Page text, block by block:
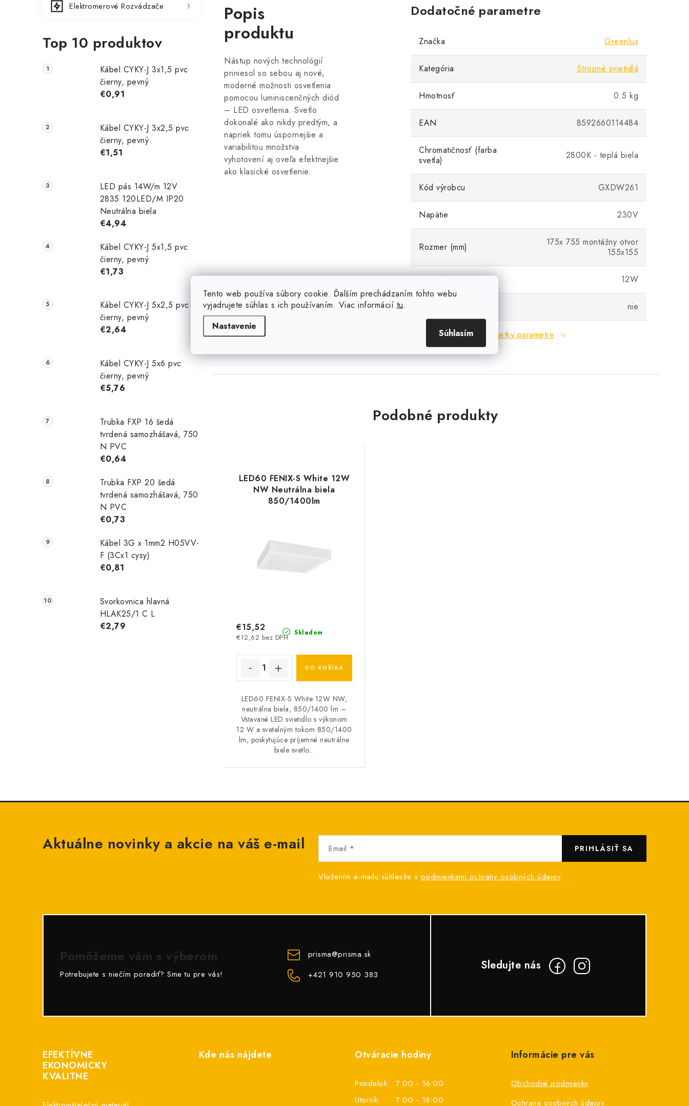
Tento web používa súbory cookie. Ďalším prechádzaním tohto webu
vyjadrujete súhlas s ich používaním. Viac informácií tu.
Nastavenie
Súhlasím
Elektromerové Rozvádzače
Top 10 produktov
Kábel CYKY-J 3x1,5 pvc
čierny, pevný
€0,91
Kábel CYKY-J 3x2,5 pvc
čierny, pevný
€1,51
LED pás 14W/m 12V
2835 120LED/M IP20
Neutrálna biela
€4,94
Kábel CYKY-J 5x1,5 pvc
čierny, pevný
€1,73
Kábel CYKY-J 5x2,5 pvc
čierny, pevný
€2,64
Kábel CYKY-J 5x6 pvc
čierny, pevný
€5,76
Trubka FXP 16 šedá
tvrdená samozhášavá, 750
N PVC
€0,64
Trubka FXP 20 šedá
tvrdená samozhášavá, 750
N PVC
€0,73
Kábel 3G x 1mm2 H05VV-
F (3Cx1 cysy)
€0,81
Svorkovnica hlavná
HLAK25/1 C L
€2,79
Popis
produktu
Nástup nových technológií
priniesol so sebou aj nové,
moderné možnosti osvetlenia
pomocou luminiscenčných diód
– LED osvetlenia. Svetlo
dokonalé ako nikdy predtým, a
napriek tomu úspornejšie a
variabilitou množstva
vyhotovení aj oveľa efektnejšie
ako klasické osvetlenie.
Dodatočné parametre
Značka Greenlux
Kategória Stropné svietidlá
Hmotnosť 0.5 kg
EAN 8592660114484
Chromatičnosť (farba
svetla)
2800K - teplá biela
Kód výrobcu GXDW261
Napätie 230V
Rozmer (mm)
175x 755 montážny otvor
155x155
Spotreba 12W
nie
Všetky parametre
Podobné produkty
LED60 FENIX-S White 12W
NW Neutrálna biela
850/1400lm
Skladom
€12,62 bez DPH
€15,52
DO KOŠÍKA
LED60 FENIX-S White 12W NW,
neutrálna biela, 850/1400 lm –
Vstavané LED svietidlo s výkonom
12 W a svetelným tokom 850/1400
lm, poskytujúce príjemné neutrálne
biele svetlo...
Aktuálne novinky a akcie na váš e-mail Email
Vložením e-mailu súhlasíte s podmienkami ochrany osobných údajov
PRIHLÁSIŤ SA
Pomôžeme vám s výberom
Potrebujete s niečím poradiť? Sme tu pre vás!
prisma@prisma.sk
+421 910 950 383
EFEKTÍVNE
EKONOMICKY
KVALITNE
Kde nás nájdete Otváracie hodiny
Pondelok:
7:00 - 16:00
Utorok:
7:00 - 16:00
Informácie pre vás
Obchodné podmienky
Ochrana osobných údajov